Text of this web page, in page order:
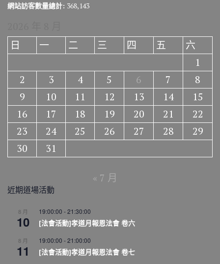
網站訪客數量總計: 368,143
日
一 二 三 四 五
六
1
2
3 4 5 6 7
8
9
10 11 12 13 14
15
16
17 18 19 20 21
22
23
24 25 26 27 28
29
30
31
« 7 月
近期道場活動
8 月
10
19:00:00 -21:30:00
[法會活動]孝道月報恩法會 卷六
8 月
11
19:00:00 -21:00:00
[法會活動]孝道月報恩法會 卷七